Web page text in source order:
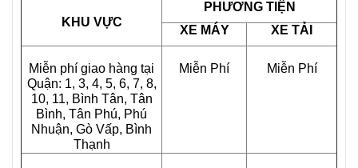
KHU VỰC
PHƯƠNG TIỆN
XE MÁY
XE TẢI
Miễn phí giao hàng tại
Quận: 1, 3, 4, 5, 6, 7, 8,
10, 11, Bình Tân, Tân
Bình, Tân Phú, Phú
Nhuận, Gò Vấp, Bình
Thạnh
Miễn Phí Miễn Phí